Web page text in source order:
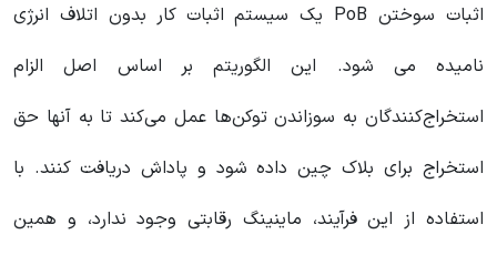
اثبات سوختن PoB یک سیستم اثبات کار بدون اتلاف انرژی
نامیده می شود. این الگوریتم بر اساس اصل الزام
استخراج‌کنندگان به سوزاندن توکن‌ها عمل می‌کند تا به آنها حق
استخراج برای بلاک چین داده شود و پاداش دریافت کنند. با
استفاده از این فرآیند، ماینینگ رقابتی وجود ندارد، و همین